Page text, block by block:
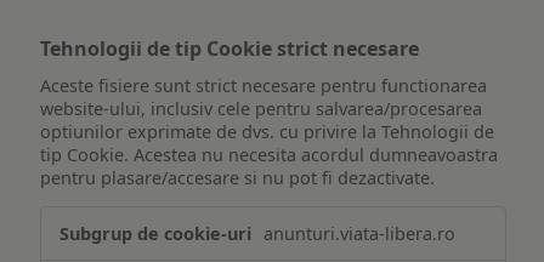
Tehnologii de tip Cookie strict necesare
Aceste fisiere sunt strict necesare pentru functionarea
website-ului, inclusiv cele pentru salvarea/procesarea
optiunilor exprimate de dvs. cu privire la Tehnologii de
tip Cookie. Acestea nu necesita acordul dumneavoastra
pentru plasare/accesare si nu pot fi dezactivate.
de
anunturi.viata-libera.ro